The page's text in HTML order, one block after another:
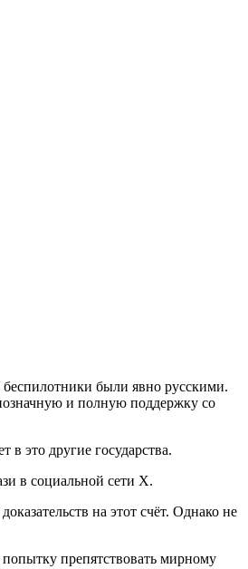
были явно русскими.
и полную поддержку со
это другие государства.
в социальной сети Х.
на этот счёт. Однако не
препятствовать мирному